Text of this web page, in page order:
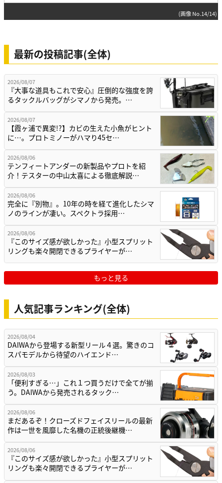
(画像 No.14/14)
最新の投稿記事(全体)
2026/08/07
『大事な道具もこれで安心』圧倒的な強度を誇
るタックルバッグがシマノから発売。…
2026/08/07
【霞ヶ浦で異変!?】カビの生えた小魚がヒント
に…。プロトミノーがハマり45セ…
2026/08/06
テンフィートアンダーの新製品やプロトを紹
介！テスターの中山太喜による徹底解説…
2026/08/06
完全に『別物』。10年の時を経て進化したシマ
ノのラインが凄い。スペクトラ採用…
2026/08/06
『このサイズ感が欲しかった』小型スプリット
リングも楽々開閉できるプライヤーが…
もっと見る
人気記事ランキング(全体)
2026/08/04
DAIWAから登場する新型リール４選。驚きのコ
スパモデルから待望のハイエンド…
2026/08/03
「便利すぎる…」これ１つ買うだけで全てが揃
う。DAIWAから発売されるタック…
2026/08/06
まだあるぞ！クローズドフェイスリールの最新
作は一世を風靡した名機の正統後継機…
2026/08/06
『このサイズ感が欲しかった』小型スプリット
リングも楽々開閉できるプライヤーが…